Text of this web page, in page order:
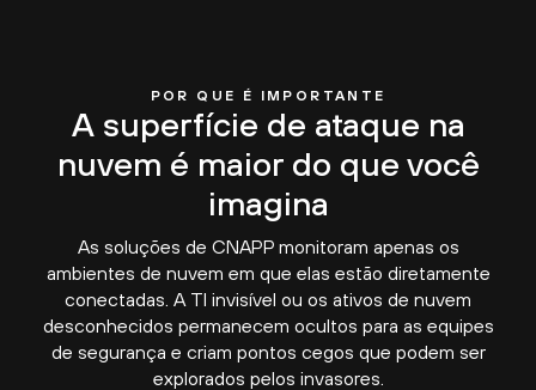
POR QUE É IMPORTANTE
A superfície de ataque na
nuvem é maior do que você
imagina
As soluções de CNAPP monitoram apenas os
ambientes de nuvem em que elas estão diretamente
conectadas. A TI invisível ou os ativos de nuvem
desconhecidos permanecem ocultos para as equipes
de segurança e criam pontos cegos que podem ser
explorados pelos invasores.